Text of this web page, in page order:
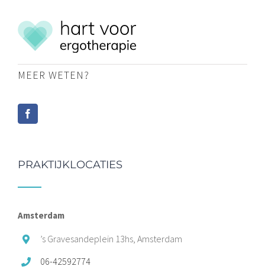
MEER WETEN?
PRAKTIJKLOCATIES
Amsterdam
’s Gravesandeplein 13hs, Amsterdam
06-42592774